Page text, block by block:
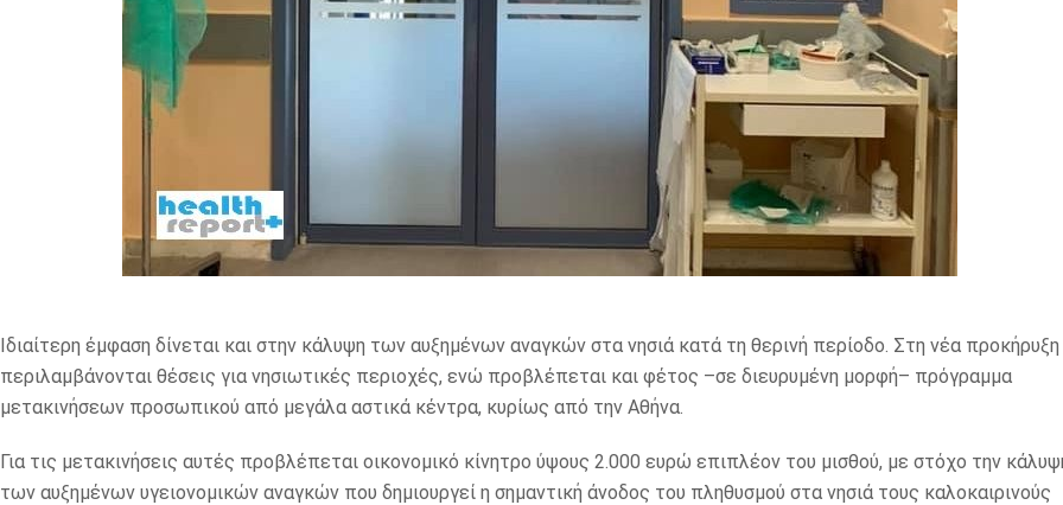
Ιδιαίτερη έμφαση δίνεται και στην κάλυψη των αυξημένων αναγκών στα νησιά κατά τη θερινή περίοδο. Στη νέα προκήρυξη
περιλαμβάνονται θέσεις για νησιωτικές περιοχές, ενώ προβλέπεται και φέτος –σε διευρυμένη μορφή– πρόγραμμα
μετακινήσεων προσωπικού από μεγάλα αστικά κέντρα, κυρίως από την Αθήνα.
Για τις μετακινήσεις αυτές προβλέπεται οικονομικό κίνητρο ύψους 2.000 ευρώ επιπλέον του μισθού, με στόχο την
των αυξημένων υγειονομικών αναγκών που δημιουργεί η σημαντική άνοδος του πληθυσμού στα νησιά τους καλοκαιρινούς